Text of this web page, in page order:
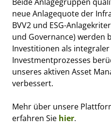
neue Anlagequote der
BVV2 und ESG-
und Governance) werden
Investitionen als integraler
Investmentprozesses
unseres aktiven Asset
verbessert.
Mehr über unsere
erfahren Sie hier.